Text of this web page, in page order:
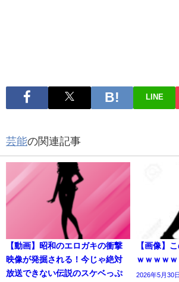
LINE
芸能の関連記事
【動画】昭和のエロガキの衝撃
映像が発掘される！今じゃ絶対
放送できない伝説のスケベっぷ
【画像】
ｗｗｗｗ
2026年5月30